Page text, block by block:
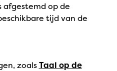
op de
tijd van de
zoalsTaal op de